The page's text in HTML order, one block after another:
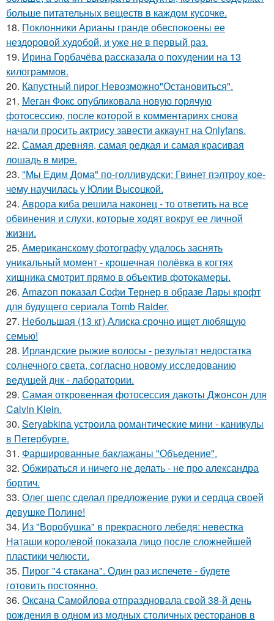
больше питательных веществ в каждом кусочке.
18. Поклонники Арианы гранде обеспокоены ее
нездоровой худобой, и уже не в первый раз.
19. Ирина Горбачёва рассказала о похудении на 13
килограммов.
20. Капустный пирог Невозможно"Остановиться".
21. Меган Фокс опубликовала новую горячую
фотосессию, после которой в комментариях снова
начали просить актрису завести аккаунт на Onlyfans.
22. Самая древняя, самая редкая и самая красивая
лошадь в мире.
23. "Мы Едим Дома" по-голливудски: Гвинет пэлтроу кое-
чему научилась у Юлии Высоцкой.
24. Аврора киба решила наконец - то ответить на все
обвинения и слухи, которые ходят вокруг ее личной
жизни.
25. Американскому фотографу удалось заснять
уникальный момент - крошечная полёвка в когтях
хищника смотрит прямо в объектив фотокамеры.
26. Amazon показал Софи Тернер в образе Лары крофт
для будущего сериала Tomb Raider.
27. Небольшая (13 кг) Алиска срочно ищет любящую
семью!
28. Ирландские рыжие волосы - результат недостатка
солнечного света, согласно новому исследованию
ведущей днк - лаборатории.
29. Самая откровенная фотосессия дакоты Джонсон для
Calvin Klein.
30. Seryabkina устроила романтические мини - каникулы
в Петербурге.
31. Фаршированные баклажаны "Объедение".
32. Обжираться и ничего не делать - не про александра
бортич.
33. Олег шепс сделал предложение руки и сердца своей
девушке Полине!
34. Из "Воробушка" в прекрасного лебедя: невестка
Наташи королевой показала лицо после сложнейшей
пластики челюсти.
35. Пирог "4 стaкана". Один раз испечете - будете
готовить постоянно.
36. Оксана Самойлова отпраздновала свой 38-й день
рождения в одном из модных столичных ресторанов в